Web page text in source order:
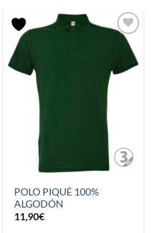
13,90€.9,95€.
POLO PIQUÉ 100%
ALGODÓN
11,90€